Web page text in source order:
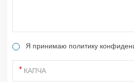
Я принимаю политику